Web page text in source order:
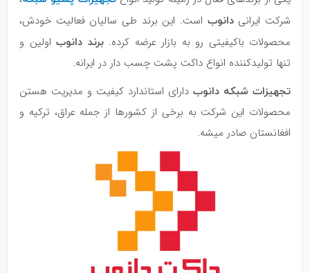
شرکت ایرانیدانوب است. این برند طی سالیان فعالیت خودش،
محصولات باکیفیتی رو به بازار عرضه کرده.برند دانوب اولین و
تنها تولیدکننده انواع داکت پشت چسب دار در ایرانه.
تجهیزات شبکه دانوب دارای استاندارد کیفیت و مدیریت هستن
محصولات این شرکت به برخی از کشورها از جمله عراق، ترکیه و
افغانستان صادر میشه.